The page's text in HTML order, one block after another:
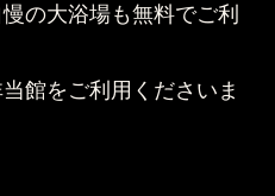
の大浴場も無料でご利
館をご利用くださいま